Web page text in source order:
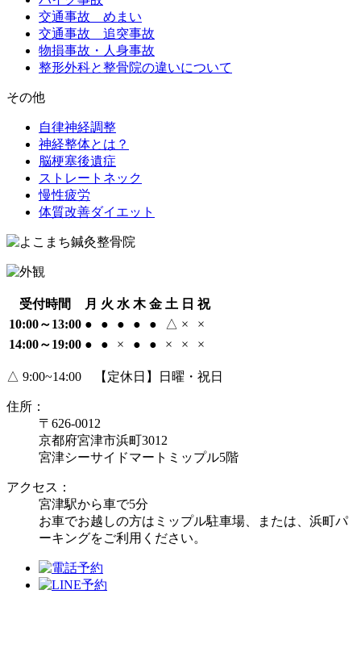
交通事故 めまい
交通事故 追突事故
物損事故・人身事故
整形外科と整骨院の違いについて
その他
自律神経調整
神経整体とは？
脳梗塞後遺症
ストレートネック
慢性疲労
体質改善ダイエット
受付時間 月 火 水 木 金 土 日 祝
10:00～13:00 ● ● ● ● ● △ ×
×
14:00～19:00 ● ● × ● ● × × ×
△ 9:00~14:00 【定休日】日曜・祝日
住所：
〒626-0012
京都府宮津市浜町3012
宮津シーサイドマートミップル5階
アクセス：
宮津駅から車で5分
お車でお越しの方はミップル駐車場、または、浜町パ
ーキングをご利用ください。